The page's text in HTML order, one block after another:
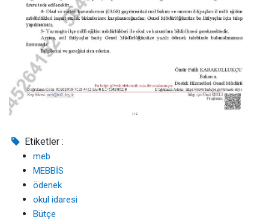
Etiketler :
meb
MEBBİS
ödenek
okul idaresi
Bütçe